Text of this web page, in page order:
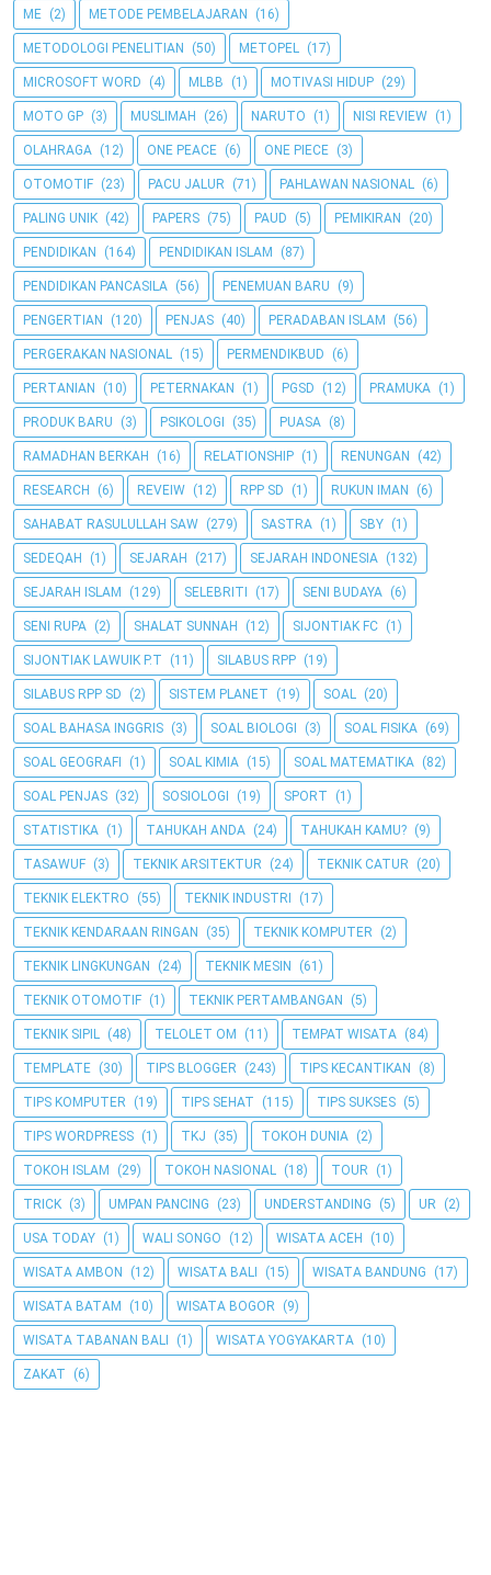
ME (2) METODE PEMBELAJARAN (16)
METODOLOGI PENELITIAN (50) METOPEL (17)
MICROSOFT WORD (4) MLBB (1) MOTIVASI HIDUP (29)
MOTO GP (3) MUSLIMAH (26) NARUTO (1) NISI REVIEW (1)
OLAHRAGA (12) ONE PEACE (6) ONE PIECE (3)
OTOMOTIF (23) PACU JALUR (71) PAHLAWAN NASIONAL (6)
PALING UNIK (42) PAPERS (75) PAUD (5) PEMIKIRAN (20)
PENDIDIKAN (164) PENDIDIKAN ISLAM (87)
PENDIDIKAN PANCASILA (56) PENEMUAN BARU (9)
PENGERTIAN (120) PENJAS (40) PERADABAN ISLAM (56)
PERGERAKAN NASIONAL (15) PERMENDIKBUD (6)
PERTANIAN (10) PETERNAKAN (1) PGSD (12) PRAMUKA (1)
PRODUK BARU (3) PSIKOLOGI (35) PUASA (8)
RAMADHAN BERKAH (16) RELATIONSHIP (1) RENUNGAN (42)
RESEARCH (6) REVEIW (12) RPP SD (1) RUKUN IMAN (6)
SAHABAT RASULULLAH SAW (279) SASTRA (1) SBY (1)
SEDEQAH (1) SEJARAH (217) SEJARAH INDONESIA (132)
SEJARAH ISLAM (129) SELEBRITI (17) SENI BUDAYA (6)
SENI RUPA (2) SHALAT SUNNAH (12) SIJONTIAK FC (1)
SIJONTIAK LAWUIK P.T (11) SILABUS RPP (19)
SILABUS RPP SD (2) SISTEM PLANET (19) SOAL (20)
SOAL BAHASA INGGRIS (3) SOAL BIOLOGI (3) SOAL FISIKA (69)
SOAL GEOGRAFI (1) SOAL KIMIA (15) SOAL MATEMATIKA (82)
SOAL PENJAS (32) SOSIOLOGI (19) SPORT (1)
STATISTIKA (1) TAHUKAH ANDA (24) TAHUKAH KAMU? (9)
TASAWUF (3) TEKNIK ARSITEKTUR (24) TEKNIK CATUR (20)
TEKNIK ELEKTRO (55) TEKNIK INDUSTRI (17)
TEKNIK KENDARAAN RINGAN (35) TEKNIK KOMPUTER (2)
TEKNIK LINGKUNGAN (24) TEKNIK MESIN (61)
TEKNIK OTOMOTIF (1) TEKNIK PERTAMBANGAN (5)
TEKNIK SIPIL (48) TELOLET OM (11) TEMPAT WISATA (84)
TEMPLATE (30) TIPS BLOGGER (243) TIPS KECANTIKAN (8)
TIPS KOMPUTER (19) TIPS SEHAT (115) TIPS SUKSES (5)
TIPS WORDPRESS (1) TKJ (35) TOKOH DUNIA (2)
TOKOH ISLAM (29) TOKOH NASIONAL (18) TOUR (1)
TRICK (3) UMPAN PANCING (23) UNDERSTANDING (5) UR (2)
USA TODAY (1) WALI SONGO (12) WISATA ACEH (10)
WISATA AMBON (12) WISATA BALI (15) WISATA BANDUNG (17)
WISATA BATAM (10) WISATA BOGOR (9)
WISATA TABANAN BALI (1) WISATA YOGYAKARTA (10)
ZAKAT (6)